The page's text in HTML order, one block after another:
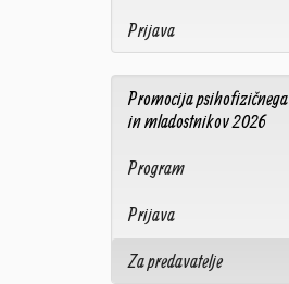
Prijava
Promocija
in mladostnikov 2026
Program
Prijava
Za predavatelje